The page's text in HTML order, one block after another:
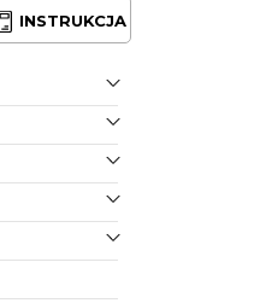
INSTRUKCJA